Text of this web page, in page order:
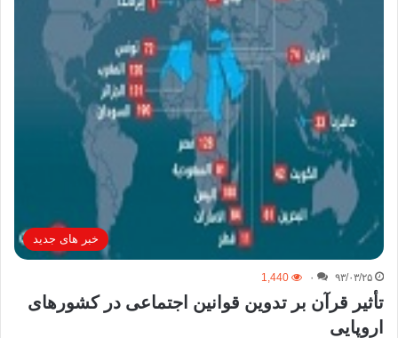
خبر های جدید
۹۳/۰۳/۲۵ ۰ 1,440
تأثیر قرآن بر تدوین قوانین اجتماعی در کشورهای
اروپایی